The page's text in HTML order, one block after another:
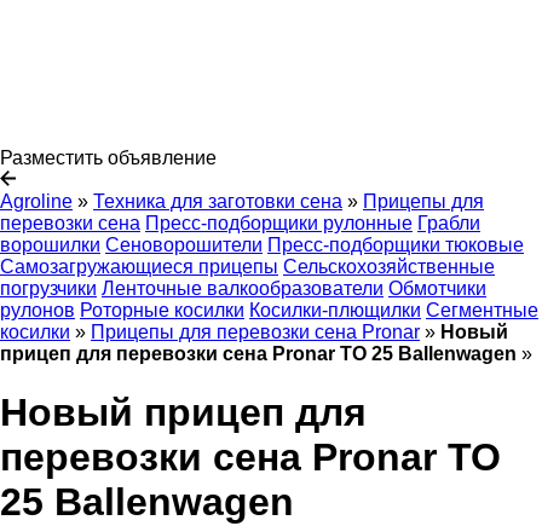
Разместить объявление
Agroline » Техника для заготовки сена » Прицепы для
перевозки сена Пресс-подборщики рулонные Грабли
ворошилки Сеноворошители Пресс-подборщики тюковые
Самозагружающиеся прицепы Сельскохозяйственные
погрузчики Ленточные валкообразователи Обмотчики
рулонов Роторные косилки Косилки-плющилки Сегментные
косилки » Прицепы для перевозки сена Pronar » Новый
прицеп для перевозки сена Pronar TO 25 Ballenwagen »
Новый прицеп для
перевозки сена Pronar TO
25 Ballenwagen